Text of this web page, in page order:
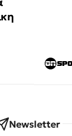
Newsletter